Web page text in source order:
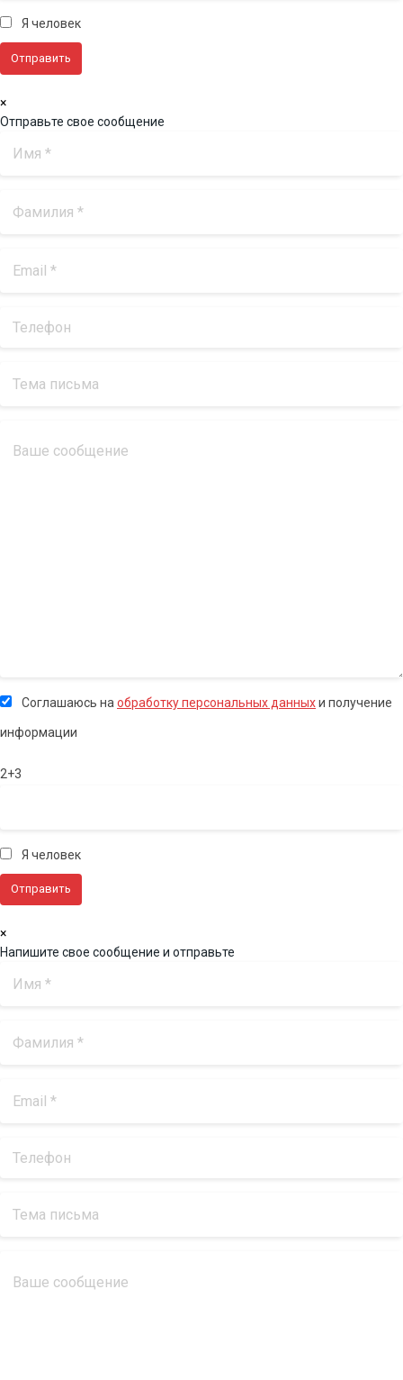
Я человек
×
Отправьте свое сообщение
Соглашаюсь на обработку персональных данныхи получение
информации
2+3
Я человек
×
Напишите свое сообщение и отправьте